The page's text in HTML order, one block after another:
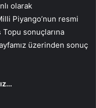
olarak
Piyango’nun resmi
sonuçlarına
üzerinden sonuç